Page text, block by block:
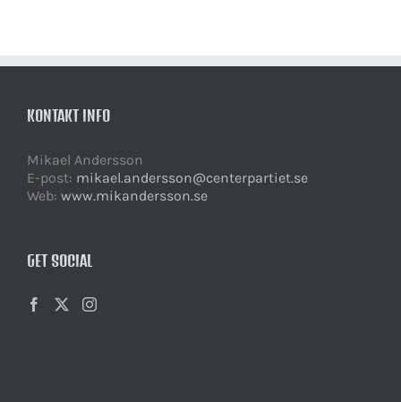
KONTAKT INFO
Mikael Andersson
E-post: mikael.andersson@centerpartiet.se
Web: www.mikandersson.se
GET SOCIAL